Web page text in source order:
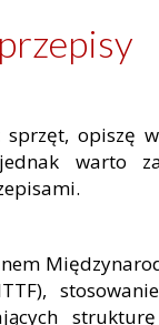
opiszę
warto